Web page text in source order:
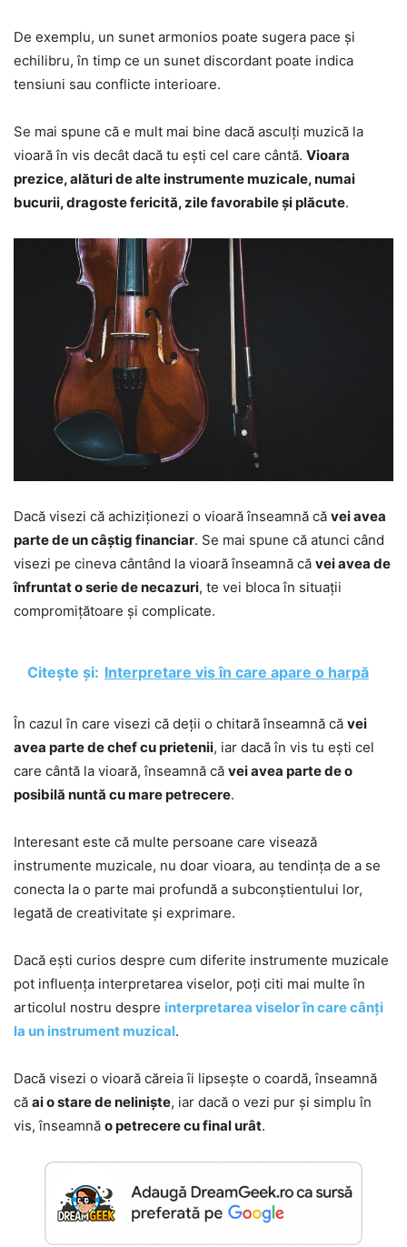
De exemplu, un sunet armonios poate sugera pace și
echilibru, în timp ce un sunet discordant poate indica
tensiuni sau conflicte interioare.
Se mai spune că e mult mai bine dacă asculți muzică la
vioară în vis decât dacă tu ești cel care cântă. Vioara
prezice, alături de alte instrumente muzicale, numai
bucurii, dragoste fericită, zile favorabile și plăcute.
Dacă visezi că achiziționezi o vioară înseamnă că vei avea
parte de un câștig financiar. Se mai spune că atunci când
visezi pe cineva cântând la vioară înseamnă că vei avea de
înfruntat o serie de necazuri, te vei bloca în situații
compromițătoare și complicate.
Citește și: Interpretare vis în care apare o harpă
În cazul în care visezi că deții o chitară înseamnă că vei
avea parte de chef cu prietenii, iar dacă în vis tu ești cel
care cântă la vioară, înseamnă că vei avea parte de o
posibilă nuntă cu mare petrecere.
Interesant este că multe persoane care visează
instrumente muzicale, nu doar vioara, au tendința de a se
conecta la o parte mai profundă a subconștientului lor,
legată de creativitate și exprimare.
Dacă ești curios despre cum diferite instrumente muzicale
pot influența interpretarea viselor, poți citi mai multe în
articolul nostru despre interpretarea viselor în care cânți
la un instrument muzical.
Dacă visezi o vioară căreia îi lipsește o coardă, înseamnă
că ai o stare de neliniște, iar dacă o vezi pur și simplu în
vis, înseamnă o petrecere cu final urât.